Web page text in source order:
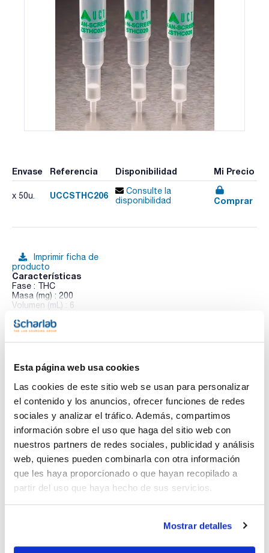
Esta página web usa cookies
Las cookies de este sitio web se usan para personalizar
el contenido y los anuncios, ofrecer funciones de redes
sociales y analizar el tráfico. Además, compartimos
información sobre el uso que haga del sitio web con
nuestros partners de redes sociales, publicidad y análisis
web, quienes pueden combinarla con otra información
que les haya proporcionado o que hayan recopilado a
partir del uso que haya hecho de sus servicios.
Mostrar detalles
Envase Referencia Disponibilidad Mi Precio
x 50u. UCCSTHC206
Consulte la
disponibilidad
Comprar
Imprimir ficha de
producto
Características
Fase : THC
Masa (mg) : 200
Volumen (mL) : 6
Pack (u.) : 50
Clean Screen®. La gama de productos (adsorbentes y
robusta y limpia de fármacos a partir de matrices biológicas,
Las columnas de esta línea son ampliamente utilizadas para
abuso y farmacos. Las fases Clean Screen® son
adsorbentes copoliméricos que contienen grupos
polimerizados de forma única en un sustrato de sílice. Las
separaciones de modo mixto permiten la máxima selectividad
Esta selectividad hace que Clean Screen® sea ideal tanto
para la detección como para el análisis de confirmación de
Ver más
TDS / Ficha técnica
Regístrate para
descargas
COA
Regístrate para
descargas
SDS/ Hoja de seguridad
Regístrate para
descargas
Los productos marcados con esta imagen son
listos para una entrega inmediata.